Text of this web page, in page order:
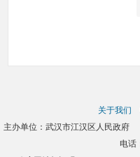
关于我们
主办单位：武汉市江汉区人民政
电话